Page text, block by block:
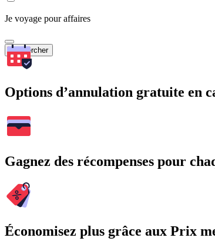
Je voyage pour affaires
Rechercher
Options d’annulation gratuite en
Gagnez des récompenses pour
Économisez plus grâce aux Prix